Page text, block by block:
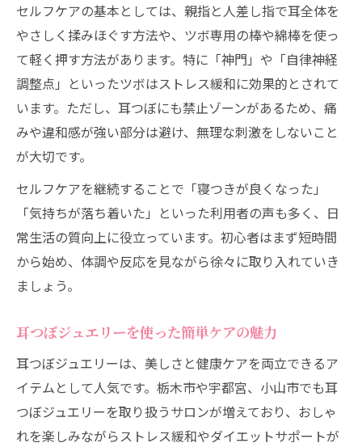
方
耳つぼストレス緩和栃木県の実践例をチェ
ック
耳つぼ刺激の正しい方法と注意点を解説
耳つぼジュエリーを活用したバランス調整
法
耳つぼダイエットとジュエリーの相乗効果
とは
ストレス緩和に役立つ耳つぼジュエリーの
傾向
耳つぼダイエットでおしゃれも健康も叶え
耳つぼジュエリーを使ったセルフケア実践
法
セルフケアの基本としては、親指と人差し指で耳全体を
やさしく揉みほぐす方法や、ツボ専用の棒や綿棒を使っ
て軽く押す方法があります。特に「神門」や「自律神経
調整点」といったツボはストレス緩和に効果的とされて
います。ただし、耳つぼにも禁止ゾーンがあるため、痛
みや違和感が強い部分は避け、無理な刺激をしないこと
が大切です。
セルフケアを継続することで「寝つきが良くなった」
「気持ちが落ち着いた」といった利用者の声も多く、日
常生活の質向上に役立っています。初心者はまず短時間
から始め、体調や反応を見ながら徐々に取り入れていき
ましょう。
耳つぼジュエリーを使った簡単ケアの魅力
耳つぼジュエリーは、美しさと健康ケアを両立できるア
イテムとして人気です。栃木市や宇都宮、小山市でも耳
つぼジュエリーを取り扱うサロンが増えており、おしゃ
れを楽しみながらストレス緩和やダイエットサポートが